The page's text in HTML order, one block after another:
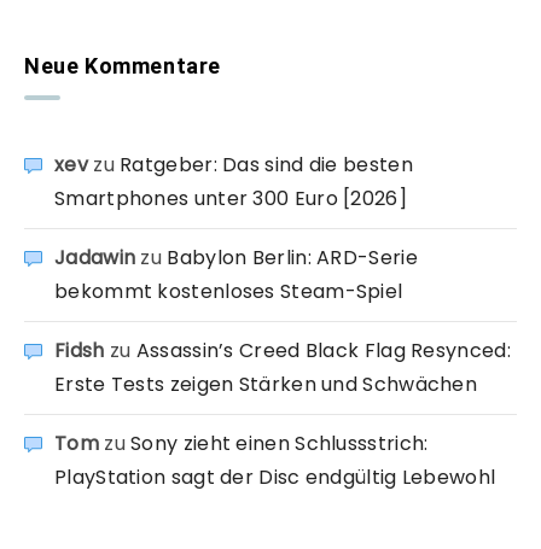
Neue Kommentare
xevzu Ratgeber: Das sind die besten
Smartphones unter 300 Euro [2026]
Jadawin zu Babylon Berlin: ARD-Serie
bekommt kostenloses Steam-Spiel
Fidsh zu Assassin’s Creed Black Flag Resynced:
Erste Tests zeigen Stärken und Schwächen
TomzuSony zieht einen Schlussstrich:
PlayStation sagt der Disc endgültig Lebewohl